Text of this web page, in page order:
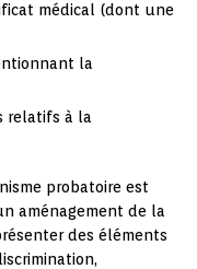
médical (dont une
la
relatifs à la
probatoire est
aménagement de la
des éléments